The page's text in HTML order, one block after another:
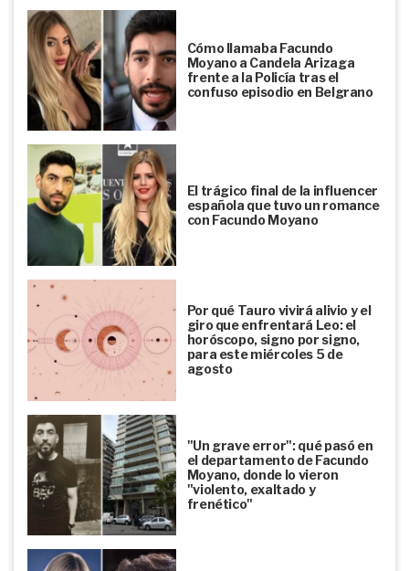
Cómo llamaba Facundo
Moyano a Candela Arizaga
frente a la Policía tras el
confuso episodio en Belgrano
El trágico final de la influencer
española que tuvo un romance
con Facundo Moyano
Por qué Tauro vivirá alivio y el
giro que enfrentará Leo: el
horóscopo, signo por signo,
para este miércoles 5 de
agosto
"Un grave error": qué pasó en
el departamento de Facundo
Moyano, donde lo vieron
"violento, exaltado y
frenético"